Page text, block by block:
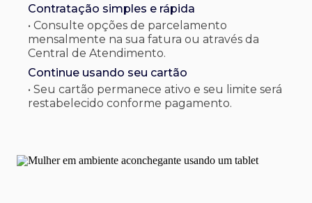
Contratação simples e rápida
• Consulte opções de parcelamento
mensalmente na sua fatura ou através da
Central de Atendimento.
Continue usando seu cartão
• Seu cartão permanece ativo e seu limite será
restabelecido conforme pagamento.